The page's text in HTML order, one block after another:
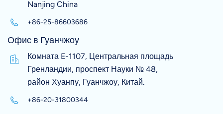
Nanjing China
+86-25-86603686
Офис в Гуанчжоу
Комната E-1107, Центральная площадь
Гренландии, проспект Науки № 48,
район Хуанпу, Гуанчжоу, Китай.
+86-20-31800344